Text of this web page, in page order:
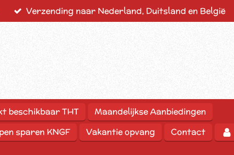
Verzending naar Nederland, Duitsland en België
beschikbaar THT
Maandelijkse Aanbiedingen
sparen KNGF Vakantie opvang Contact